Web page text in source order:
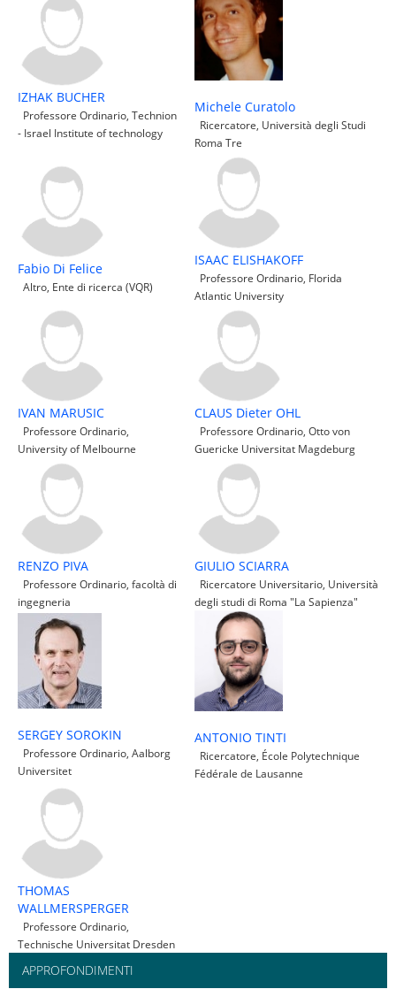
IZHAK BUCHER
Professore Ordinario, Technion
- Israel Institute of technology
Michele Curatolo
Ricercatore, Università degli Studi
Roma Tre
Fabio Di Felice
Altro, Ente di ricerca (VQR)
ISAAC ELISHAKOFF
Professore Ordinario, Florida
Atlantic University
IVAN MARUSIC
Professore Ordinario,
University of Melbourne
CLAUS Dieter OHL
Professore Ordinario, Otto von
Guericke Universitat Magdeburg
RENZO PIVA
Professore Ordinario, facoltà di
ingegneria
GIULIO SCIARRA
Ricercatore Universitario, Università
degli studi di Roma "La Sapienza"
SERGEY SOROKIN
Professore Ordinario, Aalborg
Universitet
ANTONIO TINTI
Ricercatore, École Polytechnique
Fédérale de Lausanne
THOMAS
WALLMERSPERGER
Professore Ordinario,
Technische Universitat Dresden
APPROFONDIMENTI